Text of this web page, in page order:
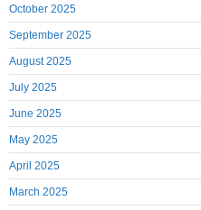
October 2025
September 2025
August 2025
July 2025
June 2025
May 2025
April 2025
March 2025